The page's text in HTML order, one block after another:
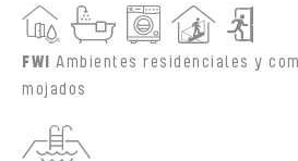
FWI Ambientes residenciales y
mojados